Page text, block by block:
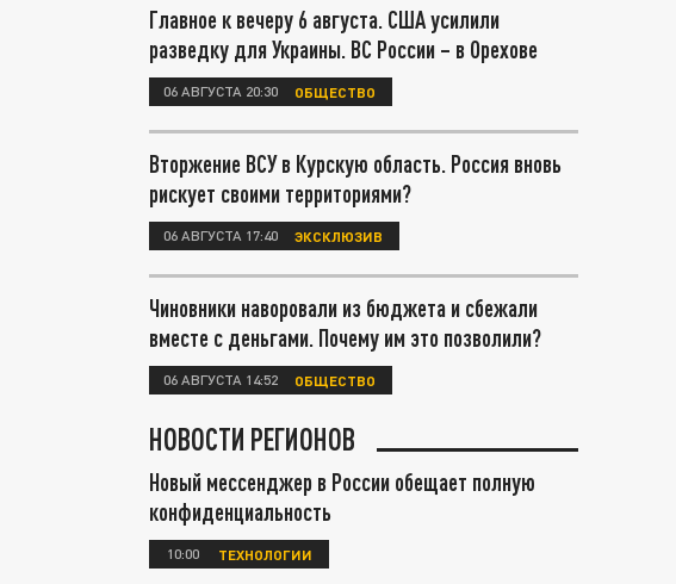
Главное к вечеру 6 августа. США усилили
разведку для Украины. ВС России – в Орехове
06 АВГУСТА 20:30 ОБЩЕСТВО
Вторжение ВСУ в Курскую область. Россия вновь
рискует своими территориями?
06 АВГУСТА 17:40 ЭКСКЛЮЗИВ
Чиновники наворовали из бюджета и сбежали
вместе с деньгами. Почему им это позволили?
06 АВГУСТА 14:52 ОБЩЕСТВО
НОВОСТИ РЕГИОНОВ
Новый мессенджер в России обещает полную
конфиденциальность
10:00 ТЕХНОЛОГИИ